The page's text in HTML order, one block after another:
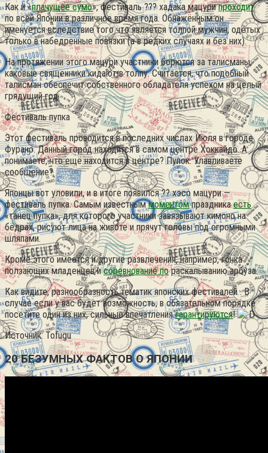
Как и «плачущее сумо», фестиваль ??? хадака мацурипроходит
по всей Японии в различное время года. Обнажённым он
именуется вследствие того что является толпой мужчин, одетых
только в набедренные повязки (а в редких случаях и без них).
На протяжении этого мацури участники борются за талисманы,
каковые священники кидают в толпу. Считается, что подобный
талисман обеспечит собственного обладателя успехом на целый
грядущий год.
Фестиваль пупка
Этот фестиваль проводится в последних числах Июля в городе
Фурано. Данный город находится в самом центре Хоккайдо. А
понимаете, что ещё находится в центре? Пупок. Улавливаете
сообщение?
Японцы вот уловили, и в итоге появился ?? хэсо мацури —
фестиваль пупка. Самым известныммоментомпраздникаесть
«танец пупка», для которого участники завязывают кимоно на
бёдрах, рисуют лица на животе и прячут головы под огромными
шляпами.
Кроме этого имеется и другие развлечения, например, гонка
ползающих младенцев исоревнование пораскалыванию арбуза.
Как видите, разнообразность тематик японских фестивалей . В
случае если у вас будет возможность, в обязательном порядке
посетите один из них, сильные впечатлениягарантируются!
Источник: Tofugu
20 БЕЗУМНЫХ ФАКТОВ О ЯПОНИИ